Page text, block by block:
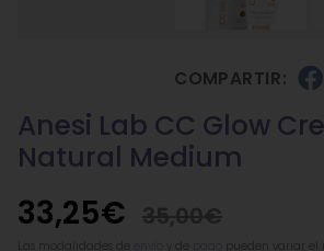
COMPARTIR:
Anesi Lab CC Glow
Natural Medium
33,25€
pueden variar el